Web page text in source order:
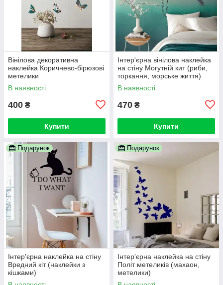
Вінілова декоративна
наклейка Коричнево-бірюзові
метелики
В наявності
400 ₴
Купити
Інтер'єрна вінілова наклейка
на стіну Могутній кит (риби,
торкання, морське життя)
В наявності
470 ₴
Купити
Подарунок
Інтер'єрна наклейка на стіну
Вредний кіт (наклейки з
кішками)
Подарунок
Інтер'єрна наклейка на стіну
Політ метеликів (махаон,
метелики)